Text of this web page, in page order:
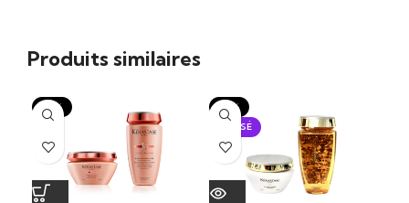
Produits similaires
-15%
-15%
ÉPUISÉ